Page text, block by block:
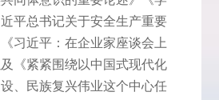
近平总书记关于安全生产重要
习近平：在企业家座谈会上
《紧紧围绕以中国式现代化
、民族复兴伟业这个中心任